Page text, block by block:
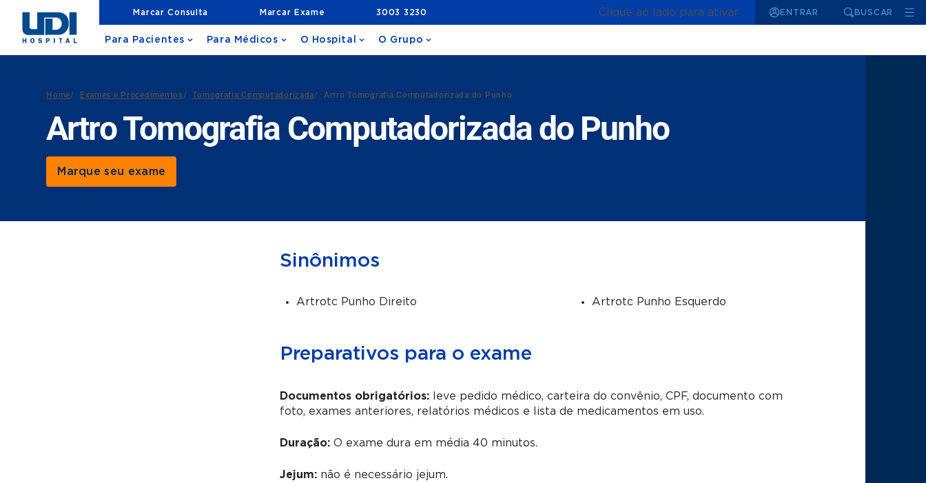
Marcar Consulta Marcar Exame 3003 3230 Clique ao lado para ativar ENTRAR BUSCAR
Para Pacientes Para Médicos O Hospital O Grupo
Home/ Exames e Procedimentos/ Tomografia Computadorizada/ Artro Tomografia Computadorizada do Punho
Artro Tomografia Computadorizada do Punho
Marque seu exame
Sinônimos
Artrotc Punho Direito Artrotc Punho Esquerdo
Preparativos para o exame
Documentos obrigatórios:leve pedido médico, carteira do convênio, CPF, documento com
foto, exames anteriores, relatórios médicos e lista de medicamentos em uso.
Duração:O exame dura em média 40 minutos.
Jejum:não é necessário jejum.